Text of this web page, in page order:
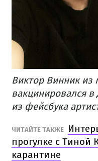
Виктор Винник из
вакцинировался
из фейсбука
ЧИТАЙТЕ ТАКЖЕ
прогулке с Тиной
карантине